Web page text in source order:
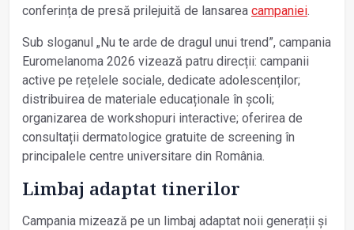
conferința de presă prilejuită de lansarea campaniei.
Sub sloganul „Nu te arde de dragul unui trend”, campania
Euromelanoma 2026 vizează patru direcții: campanii
active pe rețelele sociale, dedicate adolescenților;
distribuirea de materiale educaționale în școli;
organizarea de workshopuri interactive; oferirea de
consultații dermatologice gratuite de screening în
principalele centre universitare din România.
Limbaj adaptat tinerilor
Campania mizează pe un limbaj adaptat noii generații și